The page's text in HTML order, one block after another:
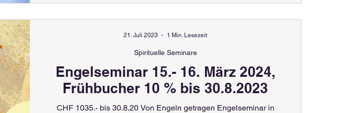
Engelseminar 15.- 16. März 2024,
Frühbucher 10 % bis 30.8.2023
CHF 1035.- bis 30.8.20 Von Engeln getragen Engelseminar in
Spirituelle Seminare
21. Juli 2023 1 Min. Lesezeit